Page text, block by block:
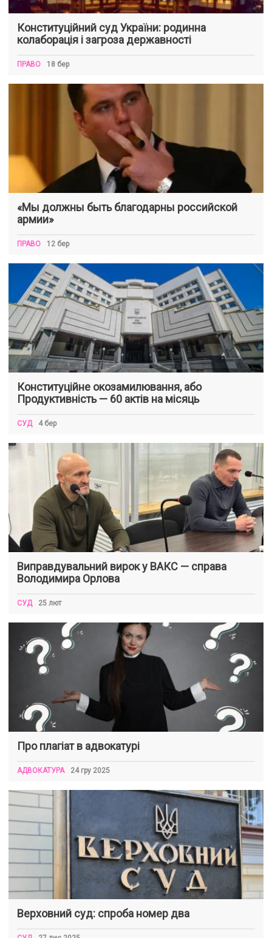
Конституційний суд України: родинна
колаборація і загроза державності
ПРАВО 18 бер
«Мы должны быть благодарны российской
армии»
ПРАВО 12 бер
Конституційне окозамилювання, або
Продуктивність — 60 актів на місяць
СУД 4 бер
Виправдувальний вирок у ВАКС — справа
Володимира Орлова
СУД 25 лют
Про плагіат в адвокатурі
АДВОКАТУРА 24 гру 2025
Верховний суд: спроба номер два